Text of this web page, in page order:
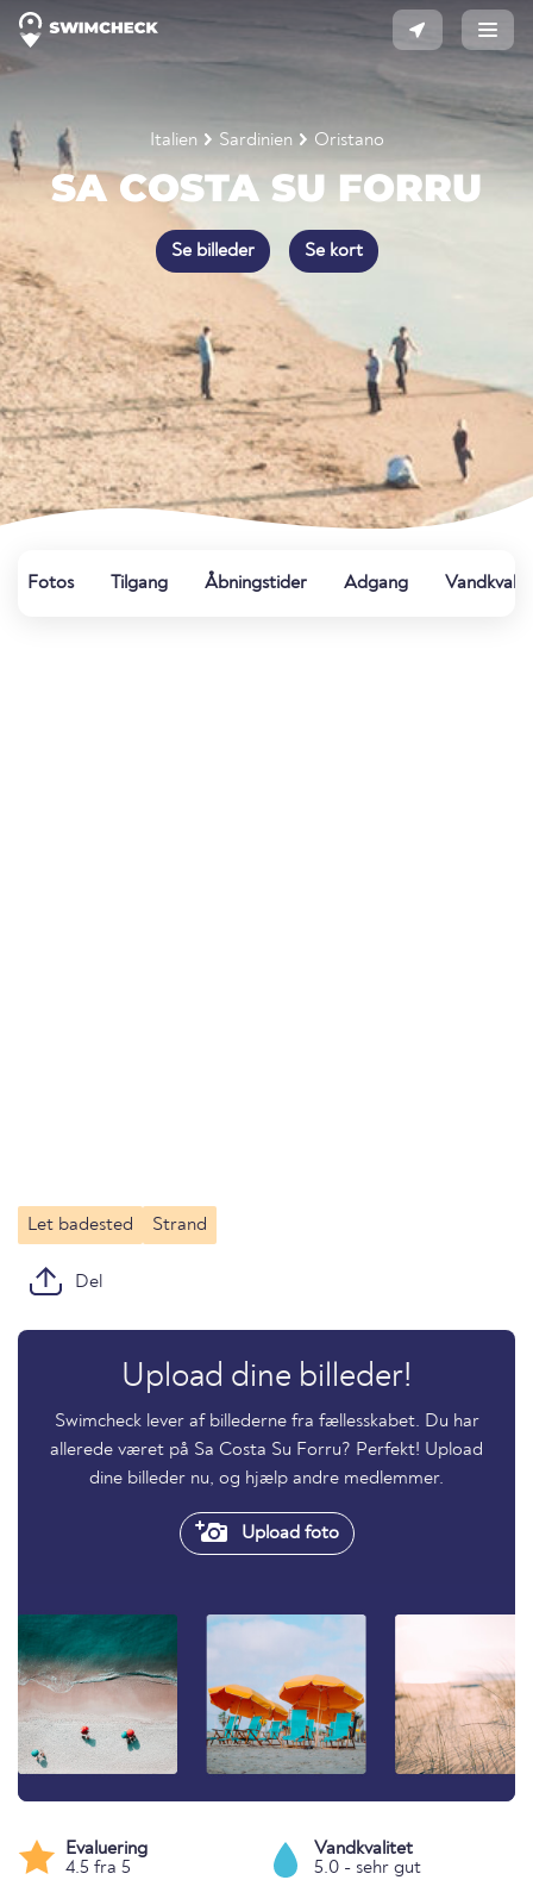
Italien Sardinien Oristano
SA COSTA SU FORRU
Se billeder Se kort
Fotos Tilgang Åbningstider Adgang
Let badested Strand
Del
Upload dine billeder!
Swimcheck lever af billederne fra fællesskabet. Du har
allerede været på Sa Costa Su Forru? Perfekt! Upload
dine billeder nu, og hjælp andre medlemmer.
Upload foto
Evaluering
4.5 fra 5
Vandkvalitet
5.0 - sehr gut